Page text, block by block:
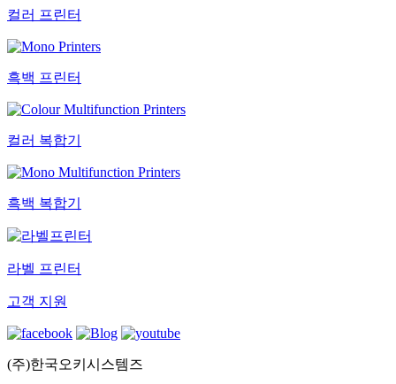
컬러 프린터
흑백 프린터
컬러 복합기
흑백 복합기
라벨 프린터
고객 지원
(주)한국오키시스템즈